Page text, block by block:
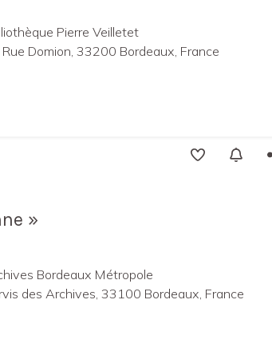
Pierre Veilletet
Domion, 33200 Bordeaux, France
»
Bordeaux Métropole
des Archives, 33100 Bordeaux, France